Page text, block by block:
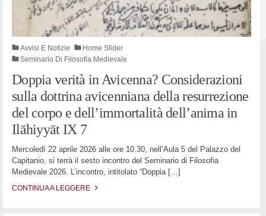
Avvisi E Notizie
Home Slider
Seminario Di Filosofia Medievale
Doppia verità in Avicenna? Considerazioni
sulla dottrina avicenniana della resurrezione
del corpo e dell’immortalità dell’anima in
Ilāhiyyāt IX 7
Mercoledì 22 aprile 2026 alle ore 10.30, nell’Aula 5 del Palazzo del
Capitanio, si terrà il sesto incontro del Seminario di Filosofia
Medievale 2026. L’incontro, intitolato “Doppia […]
CONTINUA A LEGGERE